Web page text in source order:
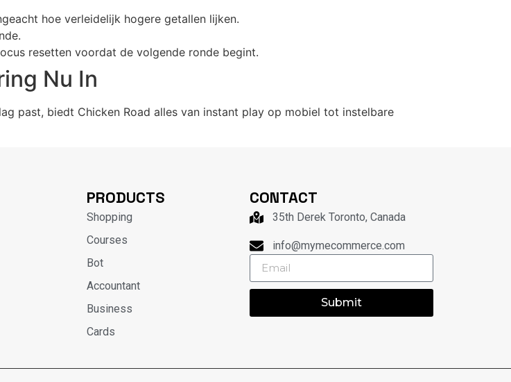
hoe verleidelijk hogere getallen lijken.
resetten voordat de volgende ronde begint.
Nu In
past, biedt Chicken Road alles van instant play op mobiel tot instelbare
PRODUCTS
Shopping
Courses
Bot
Accountant
Business
Cards
CONTACT
35th Derek Toronto, Canada
info@mymecommerce.com
Submit